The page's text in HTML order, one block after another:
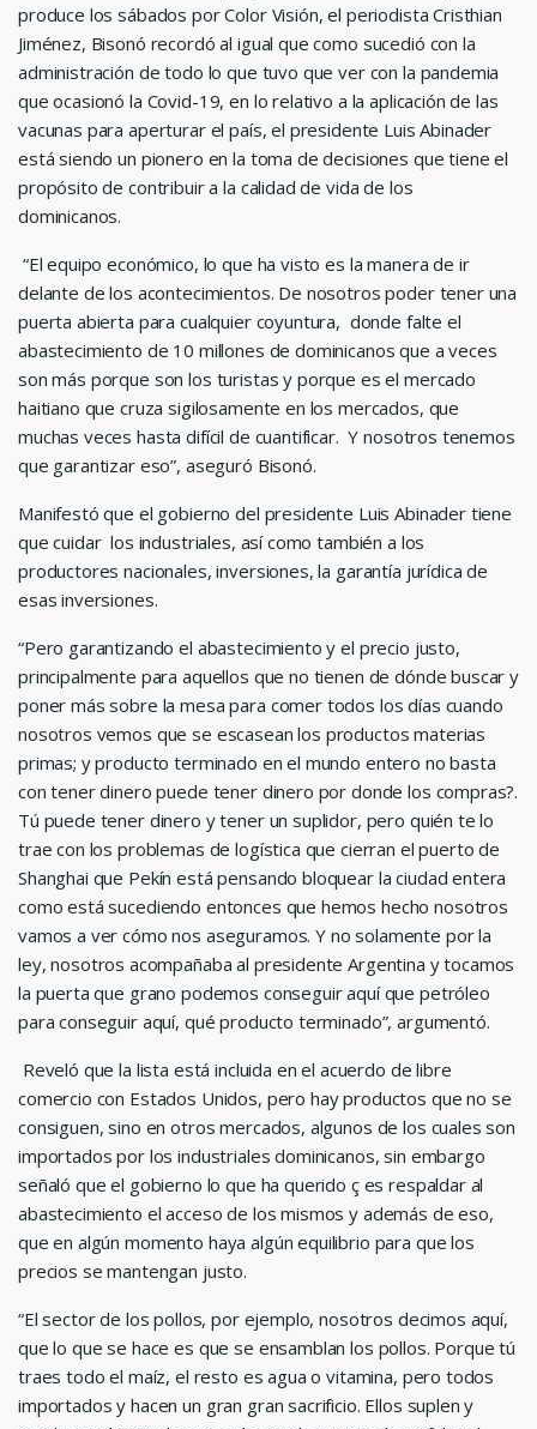
produce los sábados por Color Visión, el periodista Cristhian
Jiménez, Bisonó recordó al igual que como sucedió con la
administración de todo lo que tuvo que ver con la pandemia
que ocasionó la Covid-19, en lo relativo a la aplicación de las
vacunas para aperturar el país, el presidente Luis Abinader
está siendo un pionero en la toma de decisiones que tiene el
propósito de contribuir a la calidad de vida de los
dominicanos.
“El equipo económico, lo que ha visto es la manera de ir
delante de los acontecimientos. De nosotros poder tener una
puerta abierta para cualquier coyuntura, donde falte el
abastecimiento de 10 millones de dominicanos que a veces
son más porque son los turistas y porque es el mercado
haitiano que cruza sigilosamente en los mercados, que
muchas veces hasta difícil de cuantificar. Y nosotros tenemos
que garantizar eso”, aseguró Bisonó.
Manifestó que el gobierno del presidente Luis Abinader tiene
que cuidar los industriales, así como también a los
productores nacionales, inversiones, la garantía jurídica de
esas inversiones.
“Pero garantizando el abastecimiento y el precio justo,
principalmente para aquellos que no tienen de dónde buscar y
poner más sobre la mesa para comer todos los días cuando
nosotros vemos que se escasean los productos materias
primas; y producto terminado en el mundo entero no basta
con tener dinero puede tener dinero por donde los compras?.
Tú puede tener dinero y tener un suplidor, pero quién te lo
trae con los problemas de logística que cierran el puerto de
Shanghai que Pekín está pensando bloquear la ciudad entera
como está sucediendo entonces que hemos hecho nosotros
vamos a ver cómo nos aseguramos. Y no solamente por la
ley, nosotros acompañaba al presidente Argentina y tocamos
la puerta que grano podemos conseguir aquí que petróleo
para conseguir aquí, qué producto terminado”, argumentó.
Reveló que la lista está incluida en el acuerdo de libre
comercio con Estados Unidos, pero hay productos que no se
consiguen, sino en otros mercados, algunos de los cuales son
importados por los industriales dominicanos, sin embargo
señaló que el gobierno lo que ha querido ç es respaldar al
abastecimiento el acceso de los mismos y además de eso,
que en algún momento haya algún equilibrio para que los
precios se mantengan justo.
“El sector de los pollos, por ejemplo, nosotros decimos aquí,
que lo que se hace es que se ensamblan los pollos. Porque tú
traes todo el maíz, el resto es agua o vitamina, pero todos
importados y hacen un gran gran sacrificio. Ellos suplen y